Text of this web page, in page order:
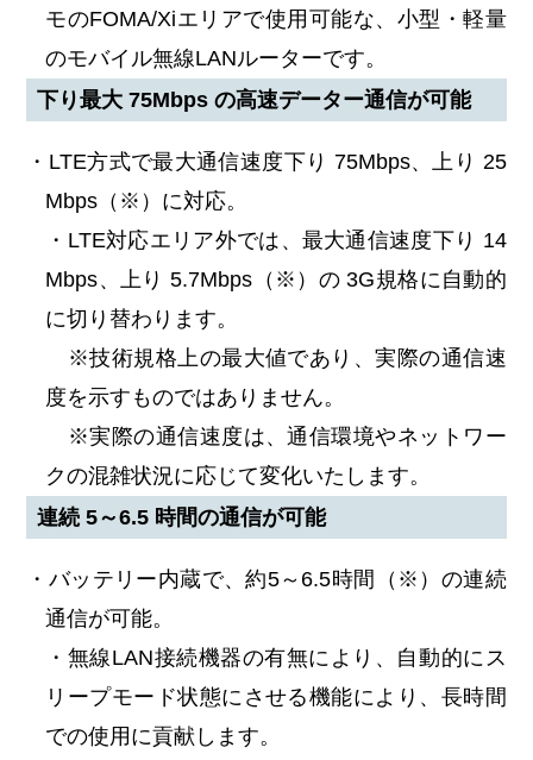
モのFOMA/Xiエリアで使用可能な、小型・軽量
のモバイル無線LANルーターです。
下り最大 75Mbps の高速データー通信が可能
・LTE方式で最大通信速度下り 75Mbps、上り 25
Mbps（※）に対応。
・LTE対応エリア外では、最大通信速度下り 14
Mbps、上り 5.7Mbps（※）の 3G規格に自動的
に切り替わります。
※技術規格上の最大値であり、実際の通信速
度を示すものではありません。
※実際の通信速度は、通信環境やネットワー
クの混雑状況に応じて変化いたします。
連続 5～6.5 時間の通信が可能
・バッテリー内蔵で、約5～6.5時間（※）の連続
通信が可能。
・無線LAN接続機器の有無により、自動的にス
リープモード状態にさせる機能により、長時間
での使用に貢献します。